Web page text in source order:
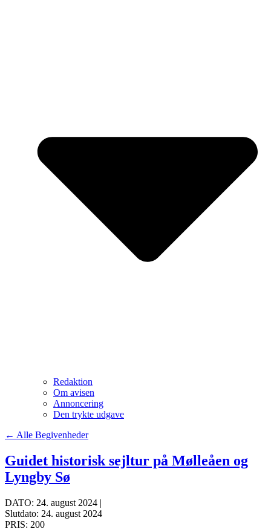
Redaktion
Om avisen
Annoncering
Den trykte udgave
← Alle Begivenheder
Guidet historisk sejltur på Mølleåen og
Lyngby Sø
DATO: 24. august 2024 |
Slutdato: 24. august 2024
PRIS: 200